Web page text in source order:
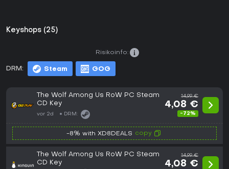
Keyshops (25)
DRM: Steam GOG
Risikoinfo:
The Wolf Among Us RoW PC Steam
CD Key
vor 2d DRM:
14,99 €
4,08 €
-72%
-8% with XD8DEALS copy
The Wolf Among Us RoW PC Steam
CD Key
14,99 €
4,08 €